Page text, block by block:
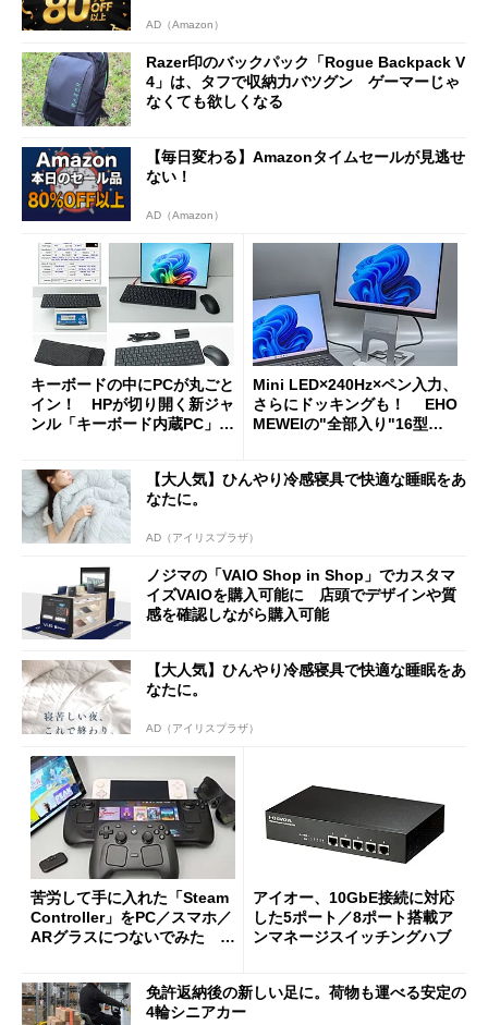
AD（Amazon）
Razer印のバックパック「Rogue Backpack V
4」は、タフで収納力バツグン ゲーマーじゃ
なくても欲しくなる
【毎日変わる】Amazonタイムセールが見逃せ
ない！
AD（Amazon）
キーボードの中にPCが丸ごと
イン！ HPが切り開く新ジャ
ンル「キーボード内蔵PC」の
Mini LED×240Hz×ペン入力、
さらにドッキングも！ EHO
MEWEIの"全部入り"16型モ
【大人気】ひんやり冷感寝具で快適な睡眠をあ
なたに。
AD（アイリスプラザ）
ノジマの「VAIO Shop in Shop」でカスタマ
イズVAIOを購入可能に 店頭でデザインや質
感を確認しながら購入可能
【大人気】ひんやり冷感寝具で快適な睡眠をあ
なたに。
AD（アイリスプラザ）
苦労して手に入れた「Steam
Controller」をPC／スマホ／
ARグラスにつないでみた ゲ
アイオー、10GbE接続に対応
した5ポート／8ポート搭載ア
ンマネージスイッチングハブ
免許返納後の新しい足に。荷物も運べる安定の
4輪シニアカー